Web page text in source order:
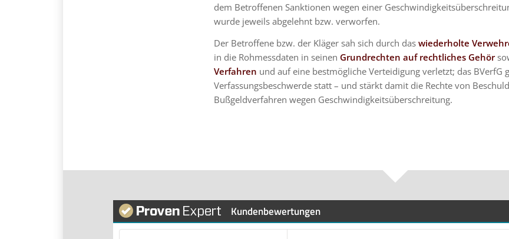
dem Betroffenen Sanktionen wegen einer
wurde jeweils abgelehnt bzw. verworfen.
Der Betroffene bzw. der Kläger sah sich durch das wiederholte
in die Rohmessdaten in seinen Grundrechten auf rechtliches Gehör
Verfahren und auf eine bestmögliche Verteidigung verletzt; das BVerfG
Verfassungsbeschwerde statt – und stärkt damit die Rechte von
Bußgeldverfahren wegen Geschwindigkeitsüberschreitung.
Kundenbewertungen